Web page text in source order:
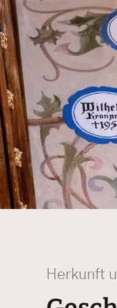
Herkunft